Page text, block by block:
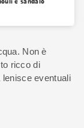
Non è
ricco di
eventuali